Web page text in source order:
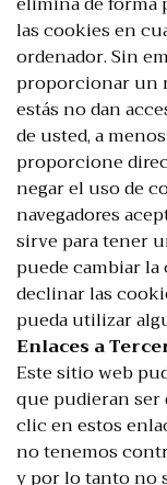
las cookies en
ordenador. Sin
proporcionar un
estás no dan
de usted, a
proporcione
negar el uso de
navegadores
sirve para tener
puede cambiar
declinar las
pueda utilizar
Enlaces a
Este sitio web
que pudieran ser
clic en estos
no tenemos
y por lo tanto no